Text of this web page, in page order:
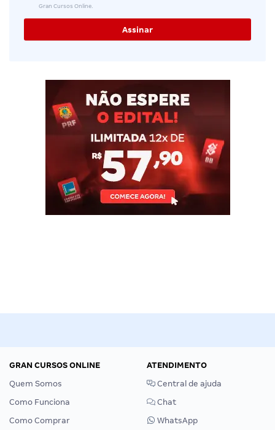
Gran Cursos Online.
GRAN CURSOS ONLINE
Quem Somos
Como Funciona
Como Comprar
ATENDIMENTO
Central de ajuda
Chat
WhatsApp